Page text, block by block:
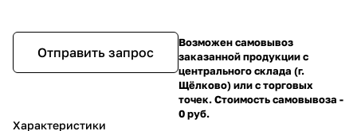
Отправить запрос
Характеристики
Возможен самовывоз
заказанной продукции с
центрального склада (г.
Щёлково) или с торговых
точек. Стоимость самовывоза -
0 руб.